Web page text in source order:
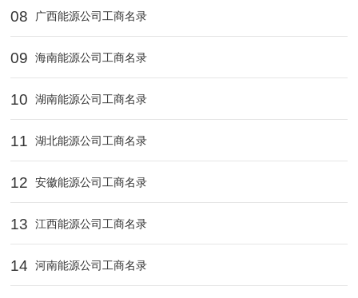
08 广西能源公司工商名录
09 海南能源公司工商名录
10 湖南能源公司工商名录
11 湖北能源公司工商名录
12 安徽能源公司工商名录
13 江西能源公司工商名录
14 河南能源公司工商名录